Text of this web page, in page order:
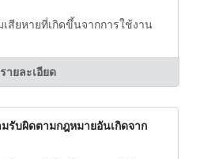
สียหายที่เกิดขึ้นจากการใช้งาน
ายละเอียด
รับผิดตามกฎหมายอันเกิดจาก